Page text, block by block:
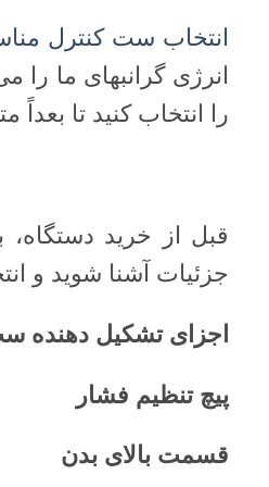
انتخاب ست کنترل
انرژی گرانبهای ما
را انتخاب کنید تا
قبل از خرید
جزئیات آشنا شوید و
اجزای تشکیل دهنده
پیچ تنظیم فشار
قسمت بالای بدن